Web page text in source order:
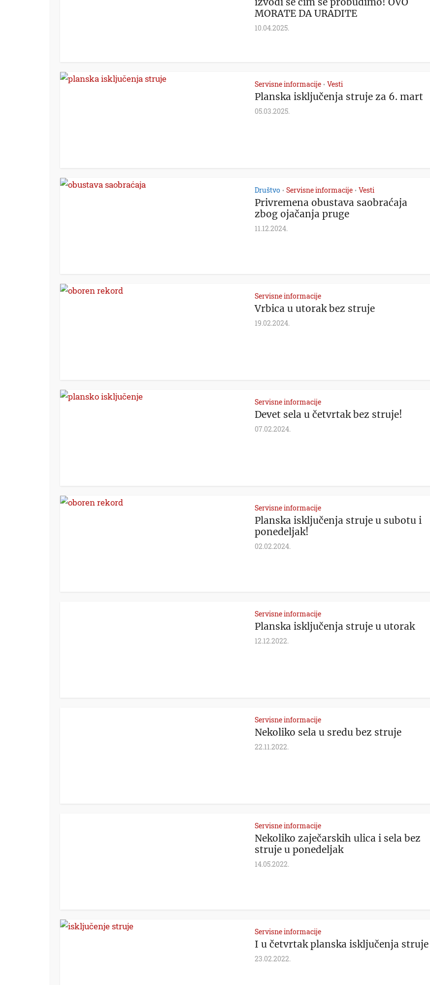
MORATE DA URADITE
10.04.2025.
Servisne informacije • Vesti
Planska isključenja struje za 6. mart
05.03.2025.
Društvo • Servisne informacije • Vesti
Privremena obustava saobraćaja
zbog ojačanja pruge
11.12.2024.
Servisne informacije
Vrbica u utorak bez struje
19.02.2024.
Servisne informacije
Devet sela u četvrtak bez struje!
07.02.2024.
Servisne informacije
Planska isključenja struje u subotu i
ponedeljak!
02.02.2024.
Servisne informacije
Planska isključenja struje u utorak
12.12.2022.
Servisne informacije
Nekoliko sela u sredu bez struje
22.11.2022.
Servisne informacije
Nekoliko zaječarskih ulica i sela bez
struje u ponedeljak
14.05.2022.
Servisne informacije
I u četvrtak planska isključenja struje
23.02.2022.